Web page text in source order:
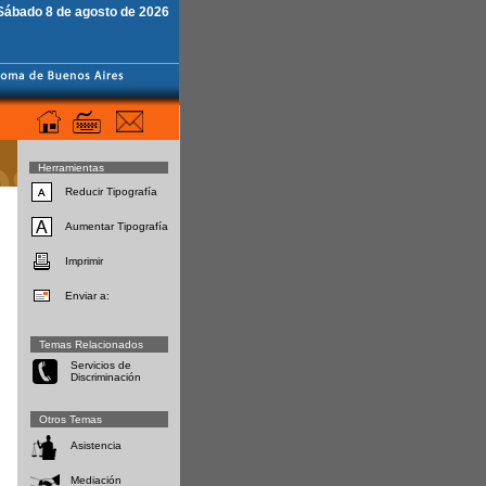
8 de agosto de 2026
Herramientas
Reducir Tipografía
Aumentar Tipografía
Imprimir
Enviar a:
Temas Relacionados
Servicios de
Discriminación
Otros Temas
Asistencia
Mediación